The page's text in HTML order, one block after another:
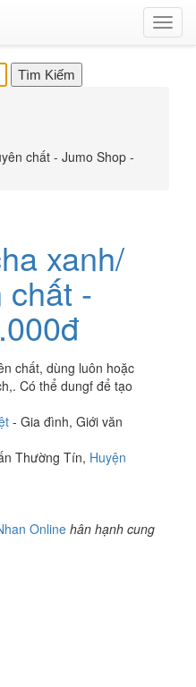
chất - Jumo Shop -
xanh/
chất -
chất, dùng luôn hoặc
Có thể dungf để tạo
- Gia đình, Giới văn
Thường Tín, Huyện
Online hân hạnh cung